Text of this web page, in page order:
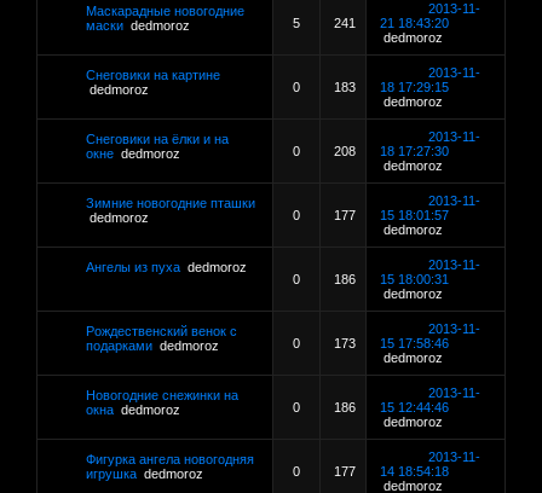
Маскарадные новогодние
маски dedmoroz 5 241
2013-11-
21 18:43:20
dedmoroz
Снеговики на картине
dedmoroz
0 183
2013-11-
18 17:29:15
dedmoroz
Снеговики на ёлки и на
окне dedmoroz 0 208
2013-11-
18 17:27:30
dedmoroz
Зимние новогодние пташки
dedmoroz
0 177
2013-11-
15 18:01:57
dedmoroz
Ангелы из пуха dedmoroz
0
186
2013-11-
15 18:00:31
dedmoroz
Рождественский венок с
подарками dedmoroz 0 173
2013-11-
15 17:58:46
dedmoroz
Новогодние снежинки на
окна dedmoroz 0 186
2013-11-
15 12:44:46
dedmoroz
Фигурка ангела новогодняя
игрушка dedmoroz 0 177
2013-11-
14 18:54:18
dedmoroz